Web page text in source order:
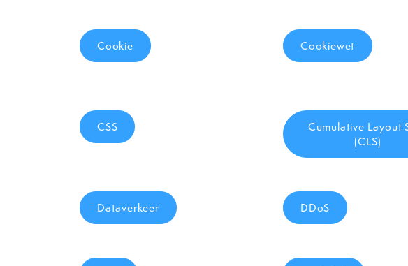
Cookie Cookiewet
CSS
Cumulative Layout
(CLS)
Dataverkeer DDoS